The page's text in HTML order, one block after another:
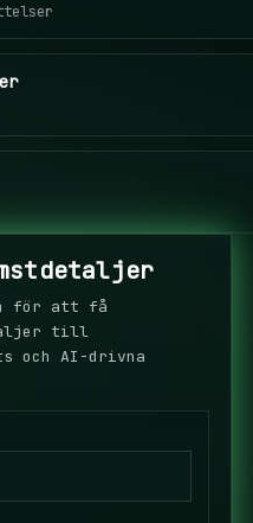
för att få
till
och AI-drivna